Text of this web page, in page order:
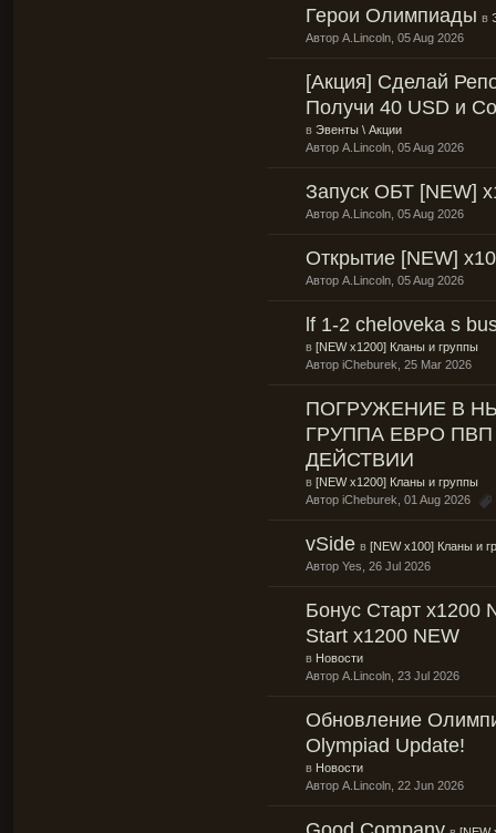
Герои Олимпиады в
Автор A.Lincoln , 05 Aug 2026
[Акция] Сделай
Получи 40 USD и
в Эвенты \ Акции
Автор A.Lincoln , 05 Aug 2026
Запуск ОБТ [NEW]
Автор A.Lincoln , 05 Aug 2026
Открытие [NEW]
Автор A.Lincoln , 05 Aug 2026
lf 1-2 cheloveka s
в [NEW x1200] Кланы и группы
Автор iCheburek , 25 Mar 2026
ПОГРУЖЕНИЕ В
ГРУППА ЕВРО ПВП
ДЕЙСТВИИ
в [NEW x1200] Кланы и группы
Автор iCheburek , 01 Aug 2026
vSide в [NEW x100] Кланы и
Автор Yes , 26 Jul 2026
Бонус Старт x1200
Start x1200 NEW
в Новости
Автор A.Lincoln , 23 Jul 2026
Обновление
Olympiad Update!
в Новости
Автор A.Lincoln , 22 Jun 2026